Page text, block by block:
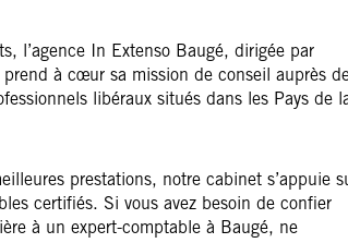
l’agence In Extenso Baugé, dirigée par
à cœur sa mission de conseil auprès
libéraux situés dans les Pays de
prestations, notre cabinet s’appuie
certifiés. Si vous avez besoin de confier
à un expert-comptable à Baugé, ne